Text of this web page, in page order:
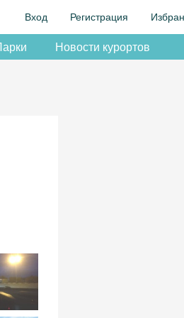
Вход Регистрация
Новости курортов